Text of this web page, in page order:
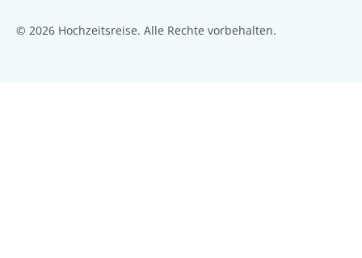
© 2026 Hochzeitsreise. Alle Rechte vorbehalten.